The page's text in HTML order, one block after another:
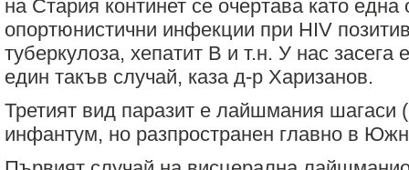
на Стария континет се очертава като една
опортюнистични инфекции при HIV
туберкулоза, хепатит В и т.н. У нас засега
един такъв случай, каза д-р Харизанов.
Третият вид паразит е лайшмания шагаси
инфантум, но разпространен главно в